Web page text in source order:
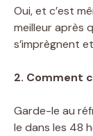
Oui, et c’est
meilleur après
s’imprègnent
2. Comment
Garde-le au
le dans les 48